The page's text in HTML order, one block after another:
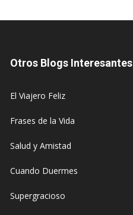
Otros Blogs Interesantes
El Viajero Feliz
Frases de la Vida
Salud y Amistad
Cuando Duermes
Supergracioso